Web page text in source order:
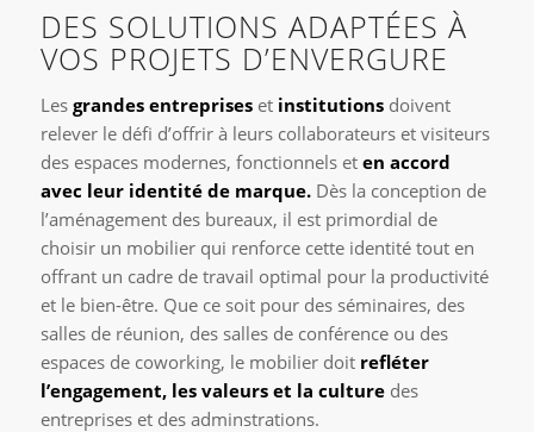
DES SOLUTIONS ADAPTÉES À
VOS PROJETS D’ENVERGURE
Les grandes entrepriseset institutionsdoivent
relever le défi d’offrir à leurs collaborateurs et visiteurs
des espaces modernes, fonctionnels et en accord
avec leur identité de marque.Dès la conception de
l’aménagement des bureaux, il est primordial de
choisir un mobilier qui renforce cette identité tout en
offrant un cadre de travail optimal pour la productivité
et le bien-être. Que ce soit pour des séminaires, des
salles de réunion, des salles de conférence ou des
espaces de coworking, le mobilier doit refléter
l’engagement, les valeurs et la culturedes
entreprises et des adminstrations.